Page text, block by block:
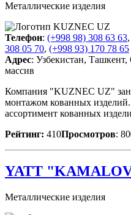
Металлические изделия
Телефон: (+998 98) 308 63 63,
308 05 70, (+998 93) 170 78 65
Адрес: Узбекистан,
массив
Компания "KUZNEC UZ"
монтажом кованных
ассортимент кованных
Рейтинг: 410Просмотров:
YATT
Металлические изделия